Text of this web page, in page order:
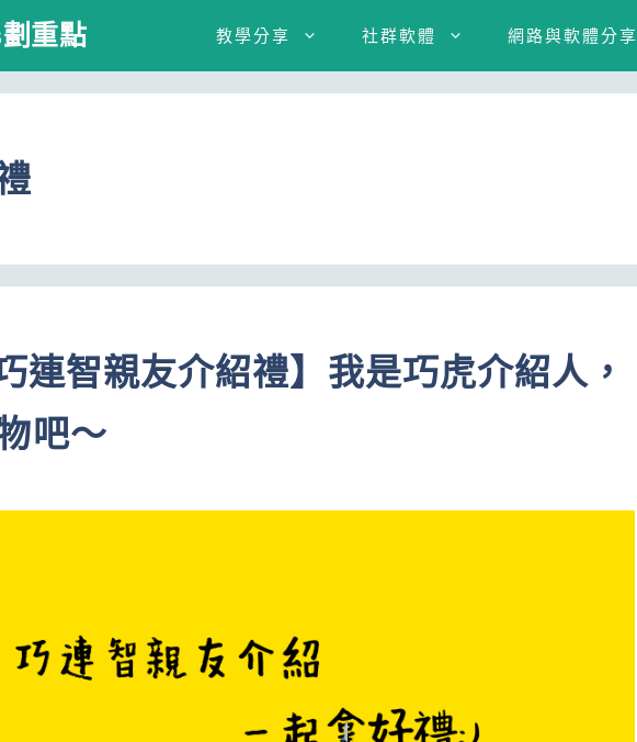
重點 教學分享 社群軟體 網路與軟體分享
連智親友介紹禮】我是巧虎介紹人，
吧～